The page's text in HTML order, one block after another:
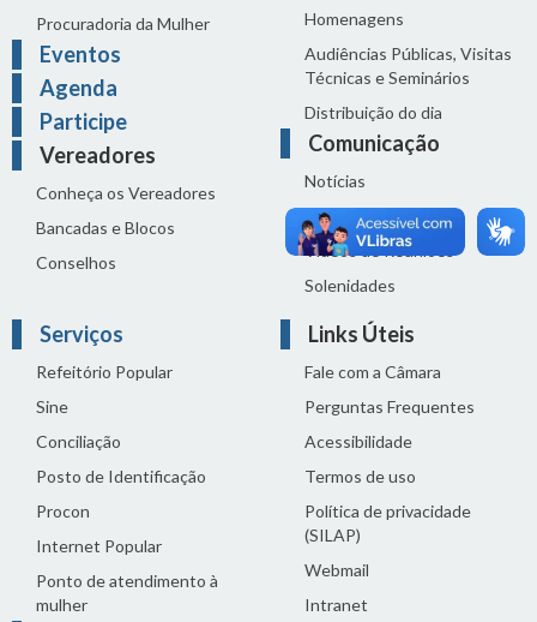
Procuradoria da Mulher
Eventos
Agenda
Participe
Vereadores
Conheça os Vereadores
Bancadas e Blocos
Conselhos
Homenagens
Audiências Públicas, Visitas
Técnicas e Seminários
Distribuição do dia
Comunicação
Notícias
Sala de Imprensa
Vídeos de Reuniões
Solenidades
Serviços
Refeitório Popular
Sine
Conciliação
Posto de Identificação
Procon
Internet Popular
Ponto de atendimento à
mulher
Links Úteis
Fale com a Câmara
Perguntas Frequentes
Acessibilidade
Termos de uso
Política de privacidade
(SILAP)
Webmail
Intranet